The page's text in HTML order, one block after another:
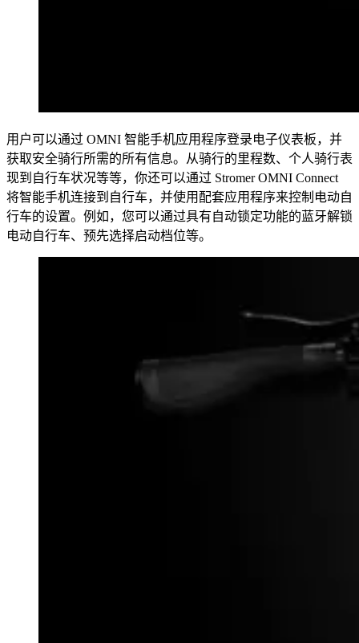
用户可以通过 OMNI 智能手机应用程序登录电子仪表板，并
获取安全骑行所需的所有信息。从骑行的里程数、个人骑行表
现到自行车状况等等，你还可以通过 Stromer OMNI Connect
将智能手机连接到自行车，并使用配套应用程序来控制电动自
行车的设置。例如，您可以通过具有自动锁定功能的蓝牙解锁
电动自行车、预先选择启动档位等。